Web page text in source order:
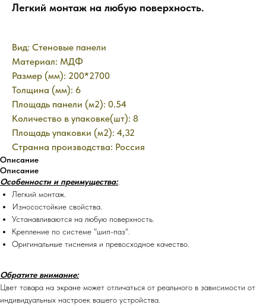
Легкий монтаж на любую поверхность.
Вид: Стеновые панели
Материал: МДФ
Размер (мм): 200*2700
Толщина (мм): 6
Площадь панели (м2): 0.54
Количество в упаковке(шт): 8
Площадь упаковки (м2): 4,32
Странна производства: Россия
Описание
Описание
Особенности и преимущества:.
Легкий монтаж.
Износостойкие свойства.
Устанавливаются на любую поверхность.
Крепление по системе "шип-паз".
Оригинальные тиснения и превосходное качество.
Обратите внимание:
Цвет товара на экране может отличаться от реального в зависимости от
индивидуальных настроек вашего устройства.